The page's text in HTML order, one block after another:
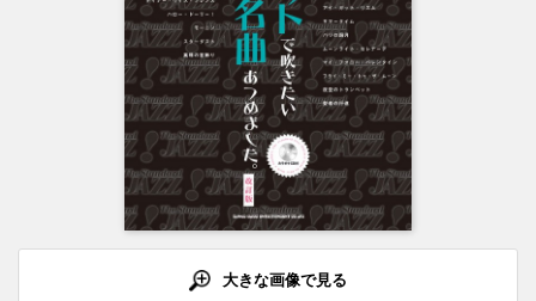
大きな画像で見る